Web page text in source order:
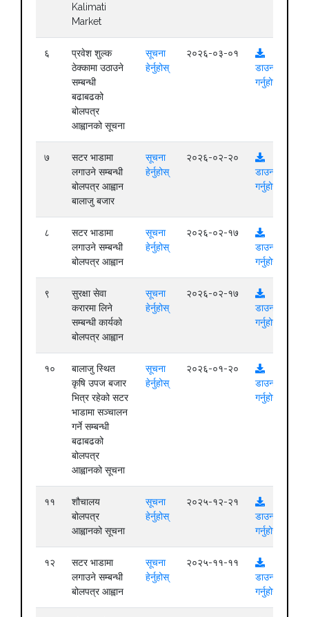
Kalimati
Market
६
प्रवेश शुल्क
ठेक्कामा उठाउने
सम्बन्धी
बढाबढको
बोलपत्र
आह्वानको सूचना
सूचना
हेर्नुहोस्
२०२६-०३-०१
डाउनलोड
गर्नुहोस्
७
सटर भाडामा
लगाउने सम्बन्धी
बोलपत्र आह्वान
बालाजु बजार
सूचना
हेर्नुहोस्
२०२६-०२-२०
डाउनलोड
गर्नुहोस्
८
सटर भाडामा
लगाउने सम्बन्धी
बोलपत्र आह्वान
सूचना
हेर्नुहोस्
२०२६-०२-१७
डाउनलोड
गर्नुहोस्
९
सुरक्षा सेवा
करारमा लिने
सम्बन्धी कार्यको
बोलपत्र आह्वान
सूचना
हेर्नुहोस्
२०२६-०२-१७
डाउनलोड
गर्नुहोस्
१०
बालाजु स्थित
कृषि उपज बजार
भित्र रहेको सटर
भाडामा सञ्चालन
गर्ने सम्बन्धी
बढाबढको
बोलपत्र
आह्वानको सूचना
सूचना
हेर्नुहोस्
२०२६-०१-२०
डाउनलोड
गर्नुहोस्
११
शौचालय
बोलपत्र
आह्वानको सूचना
सूचना
हेर्नुहोस्
२०२५-१२-२१
डाउनलोड
गर्नुहोस्
१२
सटर भाडामा
लगाउने सम्बन्धी
बोलपत्र आह्वान
सूचना
हेर्नुहोस्
२०२५-११-११
डाउनलोड
गर्नुहोस्